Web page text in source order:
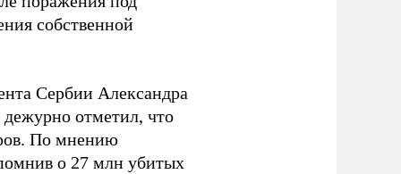
собственной
Сербии Александра
отметил, что
По мнению
о 27 млн убитых